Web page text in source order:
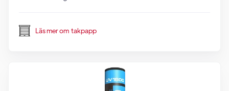
Läs mer om takpapp